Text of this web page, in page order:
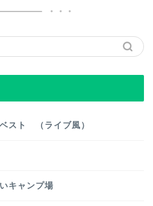
スト （ライブ風）
キャンプ場